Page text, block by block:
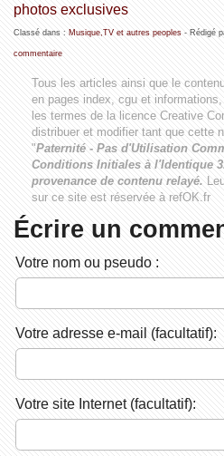
photos exclusives
Classé dans : Musique,TV et autres peoples- Rédigé
commentaire
Tous les articles ainsi que le
en pages index, cgu et
les termes de la licence Creative
distribuer et modifier tant que cette
"Paternité - Pas d'Utilisation
Conditions Initiales à l'Identique
provenance de contenu relayé.
sur ce site est réservée à refOK.fr
Écrire un
Votre nom ou pseudo :
Votre adresse e-mail (facultatif):
Votre site Internet (facultatif):